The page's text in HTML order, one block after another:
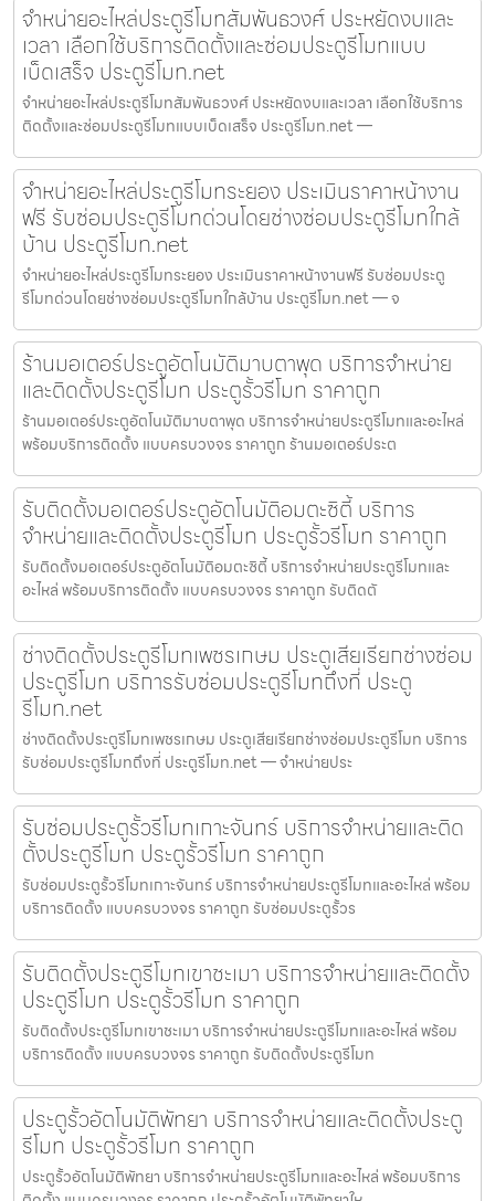
จำหน่ายอะไหล่ประตูรีโมทสัมพันธวงศ์ ประหยัดงบและ
เวลา เลือกใช้บริการติดตั้งและซ่อมประตูรีโมทแบบ
เบ็ดเสร็จ ประตูรีโมท.net
จำหน่ายอะไหล่ประตูรีโมทสัมพันธวงศ์ ประหยัดงบและเวลา เลือกใช้บริการ
ติดตั้งและซ่อมประตูรีโมทแบบเบ็ดเสร็จ ประตูรีโมท.net —
จำหน่ายอะไหล่ประตูรีโมทระยอง ประเมินราคาหน้างาน
ฟรี รับซ่อมประตูรีโมทด่วนโดยช่างซ่อมประตูรีโมทใกล้
บ้าน ประตูรีโมท.net
จำหน่ายอะไหล่ประตูรีโมทระยอง ประเมินราคาหน้างานฟรี รับซ่อมประตู
รีโมทด่วนโดยช่างซ่อมประตูรีโมทใกล้บ้าน ประตูรีโมท.net — จ
ร้านมอเตอร์ประตูอัตโนมัติมาบตาพุด บริการจำหน่าย
และติดตั้งประตูรีโมท ประตูรั้วรีโมท ราคาถูก
ร้านมอเตอร์ประตูอัตโนมัติมาบตาพุด บริการจำหน่ายประตูรีโมทและอะไหล่
พร้อมบริการติดตั้ง แบบครบวงจร ราคาถูก ร้านมอเตอร์ประต
รับติดตั้งมอเตอร์ประตูอัตโนมัติอมตะซิตี้ บริการ
จำหน่ายและติดตั้งประตูรีโมท ประตูรั้วรีโมท ราคาถูก
รับติดตั้งมอเตอร์ประตูอัตโนมัติอมตะซิตี้ บริการจำหน่ายประตูรีโมทและ
อะไหล่ พร้อมบริการติดตั้ง แบบครบวงจร ราคาถูก รับติดตั
ช่างติดตั้งประตูรีโมทเพชรเกษม ประตูเสียเรียกช่างซ่อม
ประตูรีโมท บริการรับซ่อมประตูรีโมทถึงที่ ประตู
รีโมท.net
ช่างติดตั้งประตูรีโมทเพชรเกษม ประตูเสียเรียกช่างซ่อมประตูรีโมท บริการ
รับซ่อมประตูรีโมทถึงที่ ประตูรีโมท.net — จำหน่ายประ
รับซ่อมประตูรั้วรีโมทเกาะจันทร์ บริการจำหน่ายและติด
ตั้งประตูรีโมท ประตูรั้วรีโมท ราคาถูก
รับซ่อมประตูรั้วรีโมทเกาะจันทร์ บริการจำหน่ายประตูรีโมทและอะไหล่ พร้อม
บริการติดตั้ง แบบครบวงจร ราคาถูก รับซ่อมประตูรั้วร
รับติดตั้งประตูรีโมทเขาชะเมา บริการจำหน่ายและติดตั้ง
ประตูรีโมท ประตูรั้วรีโมท ราคาถูก
รับติดตั้งประตูรีโมทเขาชะเมา บริการจำหน่ายประตูรีโมทและอะไหล่ พร้อม
บริการติดตั้ง แบบครบวงจร ราคาถูก รับติดตั้งประตูรีโมท
ประตูรั้วอัตโนมัติพัทยา บริการจำหน่ายและติดตั้งประตู
รีโมท ประตูรั้วรีโมท ราคาถูก
ประตูรั้วอัตโนมัติพัทยา บริการจำหน่ายประตูรีโมทและอะไหล่ พร้อมบริการ